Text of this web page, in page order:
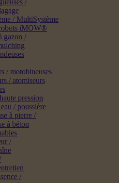
/
/ MultiSystème
iMOW®
gazon /
/ motobineuses
/ atomiseurs
pression
/ poussière
à pierre /
à béton
/
/